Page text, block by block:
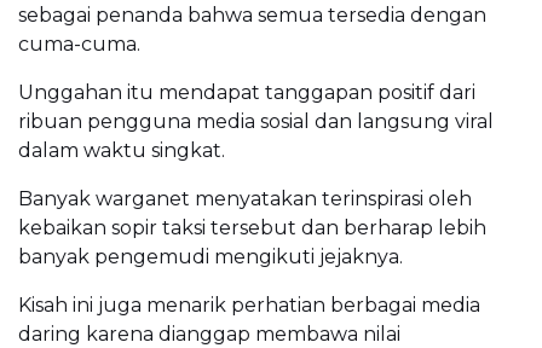
sebagai penanda bahwa semua tersedia dengan
cuma-cuma.
Unggahan itu mendapat tanggapan positif dari
ribuan pengguna media sosial dan langsung viral
dalam waktu singkat.
Banyak warganet menyatakan terinspirasi oleh
kebaikan sopir taksi tersebut dan berharap lebih
banyak pengemudi mengikuti jejaknya.
Kisah ini juga menarik perhatian berbagai media
daring karena dianggap membawa nilai